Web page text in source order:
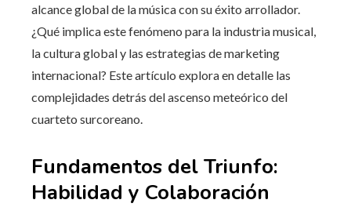
alcance global de la música con su éxito arrollador.
¿Qué implica este fenómeno para la industria musical,
la cultura global y las estrategias de marketing
internacional? Este artículo explora en detalle las
complejidades detrás del ascenso meteórico del
cuarteto surcoreano.
Fundamentos del Triunfo:
Habilidad y Colaboración